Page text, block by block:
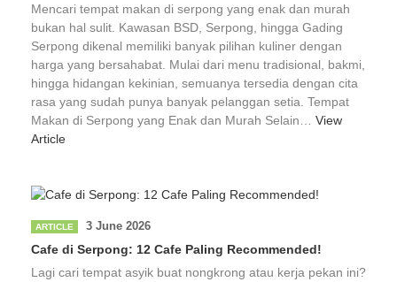
Mencari tempat makan di serpong yang enak dan murah
bukan hal sulit. Kawasan BSD, Serpong, hingga Gading
Serpong dikenal memiliki banyak pilihan kuliner dengan
harga yang bersahabat. Mulai dari menu tradisional, bakmi,
hingga hidangan kekinian, semuanya tersedia dengan cita
rasa yang sudah punya banyak pelanggan setia. Tempat
Makan di Serpong yang Enak dan Murah Selain… View
Article
ARTICLE 3 June 2026
Cafe di Serpong: 12 Cafe Paling Recommended!
Lagi cari tempat asyik buat nongkrong atau kerja pekan ini?